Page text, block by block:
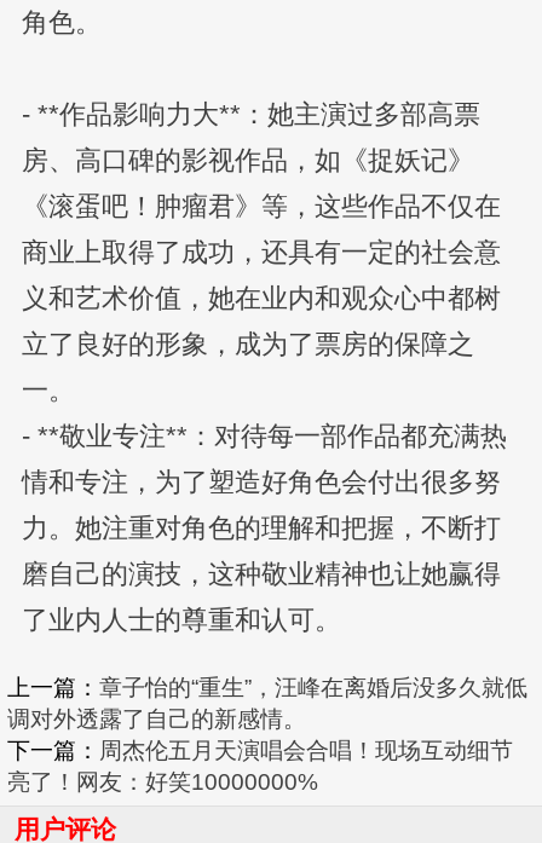
角色。
- **作品影响力大**：她主演过多部高票
房、高口碑的影视作品，如《捉妖记》
《滚蛋吧！肿瘤君》等，这些作品不仅在
商业上取得了成功，还具有一定的社会意
义和艺术价值，她在业内和观众心中都树
立了良好的形象，成为了票房的保障之
一。
- **敬业专注**：对待每一部作品都充满热
情和专注，为了塑造好角色会付出很多努
力。她注重对角色的理解和把握，不断打
磨自己的演技，这种敬业精神也让她赢得
了业内人士的尊重和认可。
上一篇： 章子怡的“重生”，汪峰在离婚后没多久就低
调对外透露了自己的新感情。
下一篇： 周杰伦五月天演唱会合唱！现场互动细节
亮了！网友：好笑10000000%
用户评论